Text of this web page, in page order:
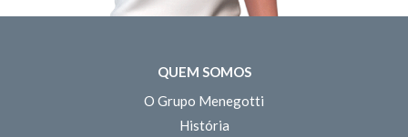
QUEM SOMOS
O Grupo Menegotti
História